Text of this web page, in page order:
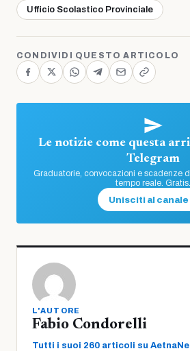
Ufficio Scolastico Provinciale
CONDIVIDI QUESTO ARTICOLO
Le notizie come questa
Telegram
Graduatorie, convocazioni e scadenze
tempo reale. Gratis.
Unisciti al
L'AUTORE
Fabio Condorelli
Tutti i suoi 260 articoli su